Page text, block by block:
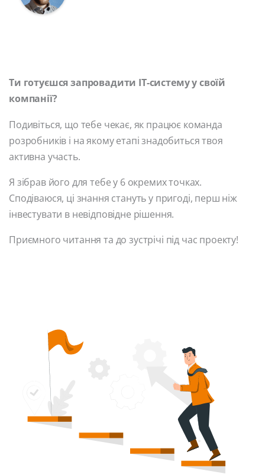
Ти готуєшся запровадити ІТ-систему у своїй
компанії?
Подивіться, що тебе чекає, як працює команда
розробників і на якому етапі знадобиться твоя
активна участь.
Я зібрав його для тебе у 6 окремих точках.
Сподіваюся, ці знання стануть у пригоді, перш ніж
інвестувати в невідповідне рішення.
Приємного читання та до зустрічі під час проекту!